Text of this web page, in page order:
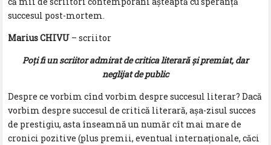
succesul post-mortem.
Marius CHIVU – scriitor
Poţi fi un scriitor admirat de critica literară şi premiat, dar
neglijat de public
Despre ce vorbim cînd vorbim despre succesul literar? Dacă
vorbim despre succesul de critică literară, aşa-zisul succes
de prestigiu, asta înseamnă un număr cît mai mare de
cronici pozitive (plus premii, eventual internaţionale, căci